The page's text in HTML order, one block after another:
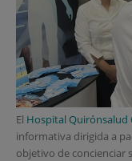
El Hospital Quirónsalud
informativa dirigida a
objetivo de concienciar